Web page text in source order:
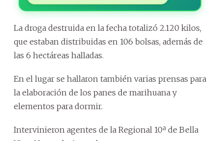
La droga destruida en la fecha totalizó 2.120 kilos,
que estaban distribuidas en 106 bolsas, además de
las 6 hectáreas halladas.
En el lugar se hallaron también varias prensas para
la elaboración de los panes de marihuana y
elementos para dormir.
Intervinieron agentes de la Regional 10ª de Bella